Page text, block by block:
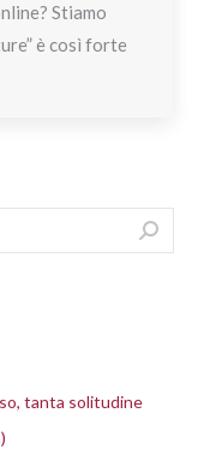
Stiamo
è così forte
tanta solitudine